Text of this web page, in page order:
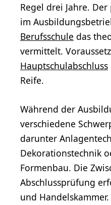
Regel drei Jahre.
im
Berufsschule das
vermittelt.
Hauptschulabschluss
Reife.
Während der
verschiedene
darunter
Dekorationstechnik
Formenbau. Die
Abschlussprüfung
und